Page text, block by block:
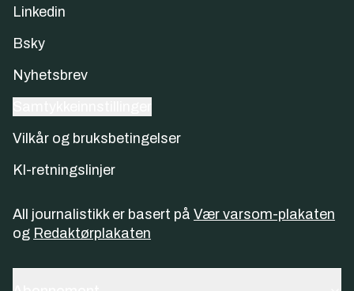
Linkedin
Bsky
Nyhetsbrev
Vilkår og bruksbetingelser
KI-retningslinjer
All journalistikk er basert på Vær varsom-plakaten
og Redaktørplakaten